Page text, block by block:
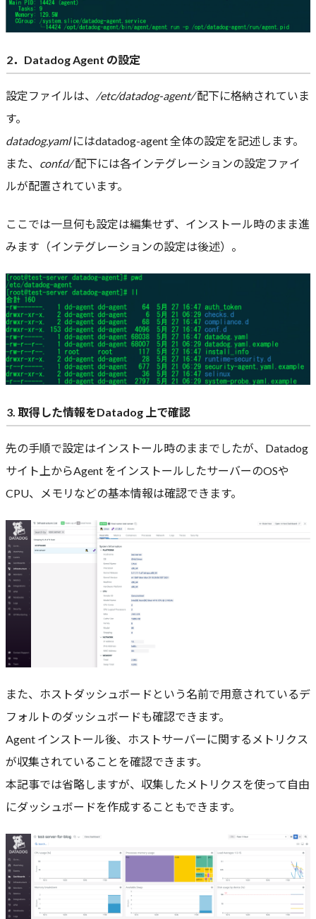
2．Datadog Agent の設定
設定ファイルは、 /etc/datadog-agent/配下に格納されていま
す。
datadog.yamlにはdatadog-agent 全体の設定を記述します。
また、 conf.d/配下には各インテグレーションの設定ファイ
ルが配置されています。
ここでは一旦何も設定は編集せず、インストール時のまま進
みます（インテグレーションの設定は後述）。
3. 取得した情報をDatadog 上で確認
先の手順で設定はインストール時のままでしたが、Datadog
サイト上からAgent をインストールしたサーバーのOSや
CPU、メモリなどの基本情報は確認できます。
また、ホストダッシュボードという名前で用意されているデ
フォルトのダッシュボードも確認できます。
Agent インストール後、ホストサーバーに関するメトリクス
が収集されていることを確認できます。
本記事では省略しますが、収集したメトリクスを使って自由
にダッシュボードを作成することもできます。